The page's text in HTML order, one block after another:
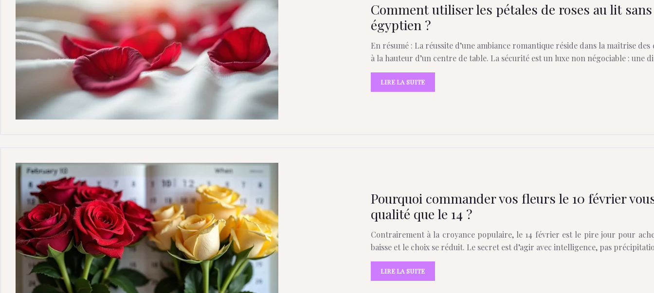
Comment utiliser les pétales de roses au lit
égyptien ?
En résumé : La réussite d’une ambiance romantique réside dans la maîtrise
à la hauteur d’un centre de table. La sécurité est un luxe non négociable : une
LIRE LA SUITE
Pourquoi commander vos fleurs le 10 février
qualité que le 14 ?
Contrairement à la croyance populaire, le 14 février est le pire jour pour
baisse et le choix se réduit. Le secret est d’agir avec intelligence, pas
LIRE LA SUITE